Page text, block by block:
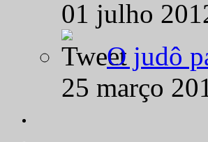
01 julho
O judô
25 março